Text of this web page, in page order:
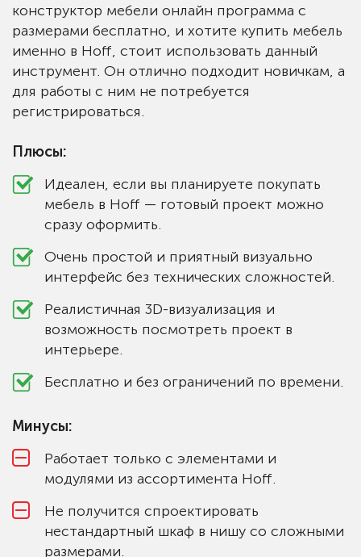
конструктор мебели онлайн программа с
размерами бесплатно, и хотите купить мебель
именно в Hoff, стоит использовать данный
инструмент. Он отлично подходит новичкам, а
для работы с ним не потребуется
регистрироваться.
Плюсы:
Идеален, если вы планируете покупать
мебель в Hoff — готовый проект можно
сразу оформить.
Очень простой и приятный визуально
интерфейс без технических сложностей.
Реалистичная 3D-визуализация и
возможность посмотреть проект в
интерьере.
Бесплатно и без ограничений по времени.
Минусы:
Работает только с элементами и
модулями из ассортимента Hoff.
Не получится спроектировать
нестандартный шкаф в нишу со сложными
размерами.